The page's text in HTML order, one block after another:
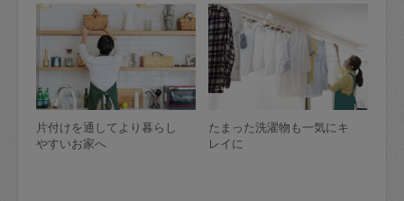
片付けを通してより暮らし
やすいお家へ
たまった洗濯物も一気にキ
レイに